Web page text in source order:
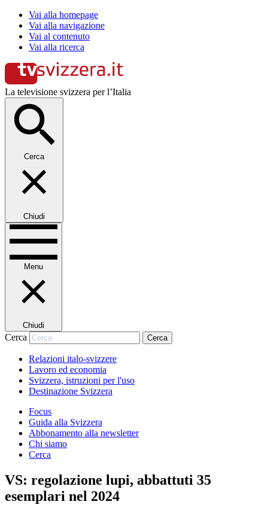
Vai alla homepage
Vai alla navigazione
Vai al contenuto
Vai alla ricerca
La televisione svizzera per l’Italia
Cerca
Chiudi
Menu
Chiudi
Cerca Cerca
Relazioni italo-svizzere
Lavoro ed economia
Svizzera, istruzioni per l'uso
Destinazione Svizzera
Focus
Guida alla Svizzera
Abbonamento alla newsletter
Chi siamo
Cerca
VS: regolazione lupi, abbattuti 35
esemplari nel 2024